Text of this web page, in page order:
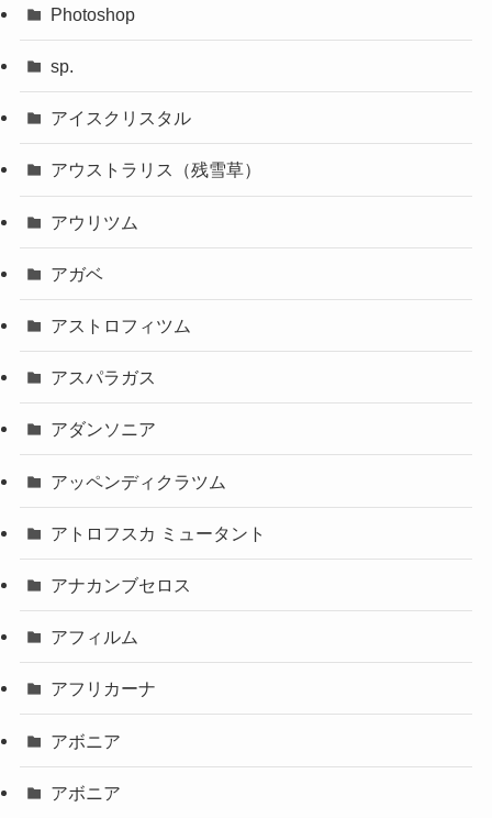
Photoshop
sp.
アイスクリスタル
アウストラリス（残雪草）
アウリツム
アガベ
アストロフィツム
アスパラガス
アダンソニア
アッペンディクラツム
アトロフスカ ミュータント
アナカンブセロス
アフィルム
アフリカーナ
アボニア
アボニア